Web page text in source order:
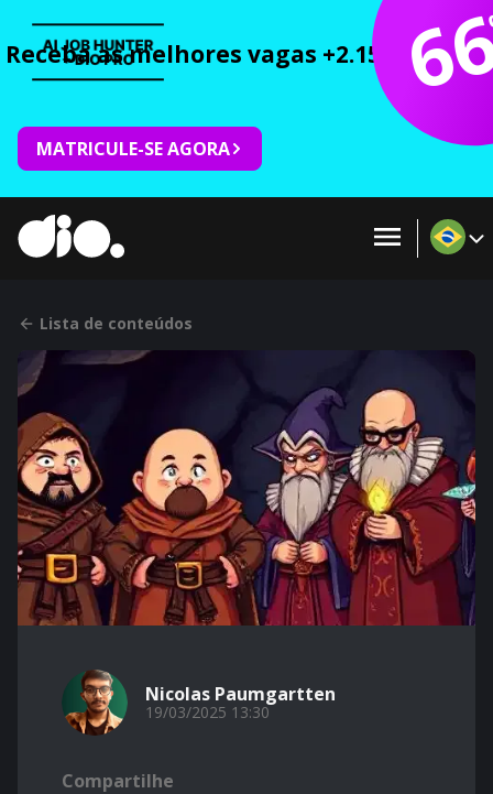
Receba as melhores vagas +2.150 cursos
MATRICULE-SE AGORA
Lista de conteúdos
Nicolas Paumgartten
19/03/2025 13:30
Compartilhe